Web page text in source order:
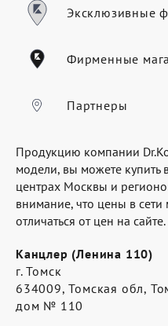
Контакты
Программа
данных
Эксклюзивные
Фирменные
Партнеры
Продукцию компании
модели, вы можете купить
центрах Москвы и
внимание, что цены в сети
отличаться от цен на сайте.
Канцлер (Ленина 110)
г. Томск
634009, Томская обл,
дом № 110